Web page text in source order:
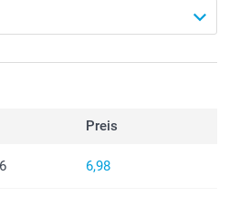
Preis
6,98